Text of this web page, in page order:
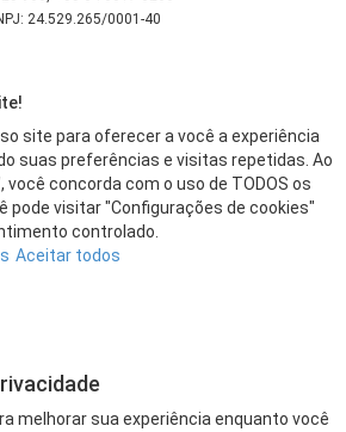
24.529.265/0001-40
site para oferecer a você a experiência
suas preferências e visitas repetidas. Ao
você concorda com o uso de TODOS os
pode visitar "Configurações de cookies"
controlado.
Aceitar todos
melhorar sua experiência enquanto você